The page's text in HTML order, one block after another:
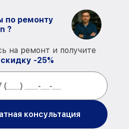
по ремонту
?
на ремонт и получите
скидку -25%
консультация